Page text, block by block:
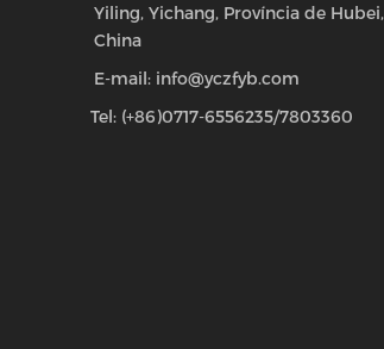
Yiling, Yichang, Província de Hubei,
China
E-mail: info@yczfyb.com
Tel: (+86)0717-6556235/7803360